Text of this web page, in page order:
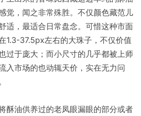
觉，闻之非常殊胜。不仅颜色藏范儿
适，最适合日常盘念。可惜这种市面
1.3-37.5px左右的大珠子，不仅价值
过于庞大；而小尺寸的几乎都被上师
入市场的也动辄天价，实在无力问
酥油供养过的老凤眼漏眼的部分或者